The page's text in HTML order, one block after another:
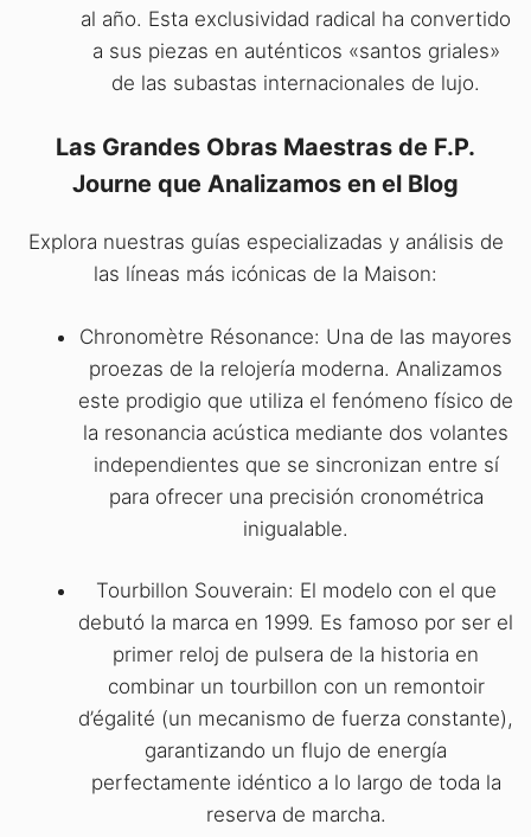
al año. Esta exclusividad radical ha convertido
a sus piezas en auténticos «santos griales»
de las subastas internacionales de lujo.
Las Grandes Obras Maestras de F.P.
Journe que Analizamos en el Blog
Explora nuestras guías especializadas y análisis de
las líneas más icónicas de la Maison:
Chronomètre Résonance: Una de las mayores
proezas de la relojería moderna. Analizamos
este prodigio que utiliza el fenómeno físico de
la resonancia acústica mediante dos volantes
independientes que se sincronizan entre sí
para ofrecer una precisión cronométrica
inigualable.
Tourbillon Souverain: El modelo con el que
debutó la marca en 1999. Es famoso por ser el
primer reloj de pulsera de la historia en
combinar un tourbillon con un remontoir
d’égalité (un mecanismo de fuerza constante),
garantizando un flujo de energía
perfectamente idéntico a lo largo de toda la
reserva de marcha.